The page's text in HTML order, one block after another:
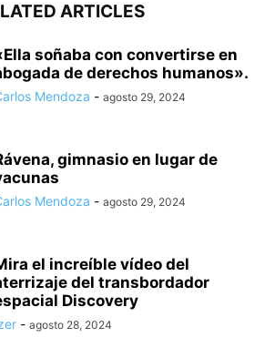
ARTICLES
soñaba con convertirse en
de derechos humanos».
Mendoza - agosto 29, 2024
gimnasio en lugar de
Mendoza - agosto 29, 2024
el increíble vídeo del
del transbordador
Discovery
- agosto 28, 2024